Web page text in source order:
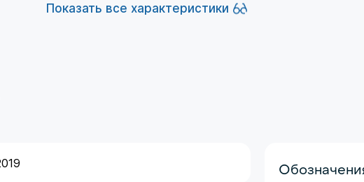
Показать все характеристики